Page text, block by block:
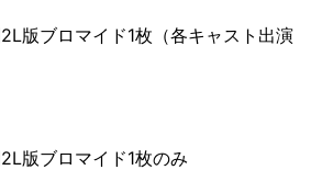
版ブロマイド1枚（各キャスト出演
版ブロマイド1枚のみ